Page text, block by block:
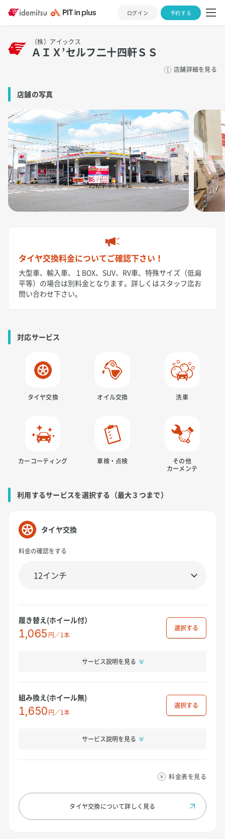
ログイン 予約する
（株）アイックス
ＡＩＸ’セルフ二十四軒ＳＳ
店舗詳細を見る
店舗の写真
タイヤ交換料金についてご確認下さい！
大型車、輸入車、１BOX、SUV、RV車、特殊サイズ（低扁
平等）の場合は別料金となります。詳しくはスタッフ迄お
問い合わせ下さい。
対応サービス
タイヤ交換 オイル交換 洗車
カーコーティング 車検・点検
その他
カーメンテ
利用するサービスを選択する（最大３つまで）
タイヤ交換
料金の確認をする
履き替え(ホイール付）
1,065 円／1本
選択
サービス説明を見る
組み換え(ホイール無)
1,650円／1本
選択
サービス説明を見る
料金表を見る
タイヤ交換について詳しく見る